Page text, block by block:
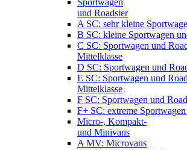
Sportwagen
und Roadster
A SC: sehr kleine
B SC: kleine Sportwagen
C SC: Sportwagen und
Mittelklasse
D SC: Sportwagen und
E SC: Sportwagen und
Mittelklasse
F SC: Sportwagen und
F+ SC: extreme
Micro-, Kompakt-
und Minivans
A MV: Microvans